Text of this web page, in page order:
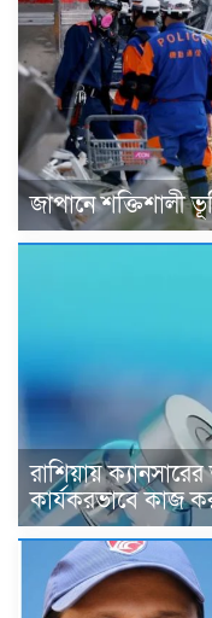
জাপানে শক্তিশালী
রাশিয়ায়
কার্যকরভাবে কাজ